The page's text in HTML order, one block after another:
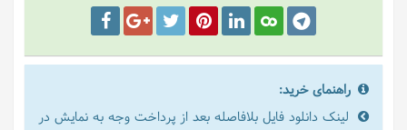
راهنمای خرید:
لینک دانلود فایل بلافاصله بعد از پرداخت وجه به نمایش در